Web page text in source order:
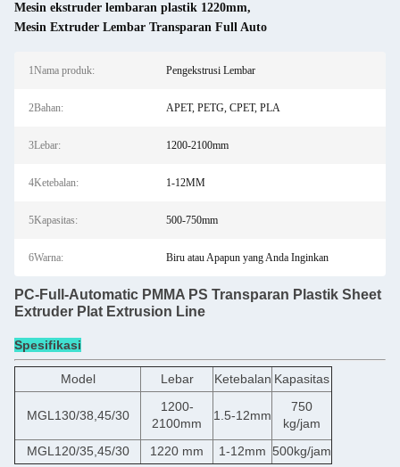
Mesin ekstruder lembaran plastik 1220mm,
Mesin Extruder Lembar Transparan Full Auto
1Nama produk: Pengekstrusi Lembar
2Bahan: APET, PETG, CPET, PLA
3Lebar: 1200-2100mm
4Ketebalan: 1-12MM
5Kapasitas: 500-750mm
6Warna: Biru atau Apapun yang Anda Inginkan
PC-Full-Automatic PMMA PS Transparan Plastik Sheet
Extruder Plat Extrusion Line
Spesifikasi
Model Lebar Ketebalan Kapasitas
MGL130/38,45/30
1200-
2100mm
1.5-12mm
750
kg/jam
MGL120/35,45/30
1220 mm 1-12mm 500kg/jam